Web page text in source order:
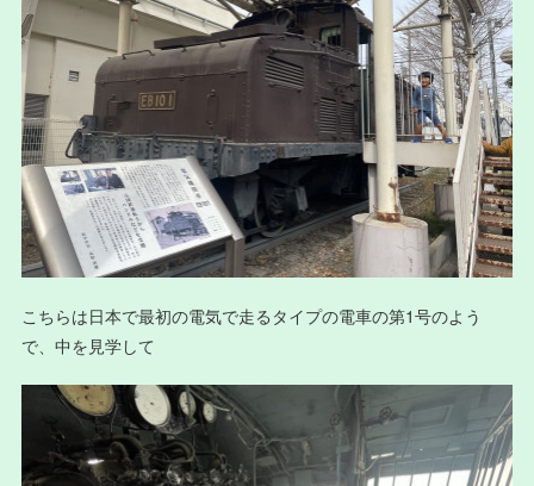
こちらは日本で最初の電気で走るタイプの電車の第1号のよう
で、中を見学して